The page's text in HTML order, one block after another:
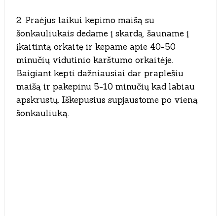
2. Praėjus laikui kepimo maišą su
šonkauliukais dedame į skardą, šauname į
įkaitintą orkaitę ir kepame apie 40-50
minučių vidutinio karštumo orkaitėje.
Baigiant kepti dažniausiai dar praplešiu
maišą ir pakepinu 5-10 minučių kad labiau
apskrustų. Iškepusius supjaustome po vieną
šonkauliuką.